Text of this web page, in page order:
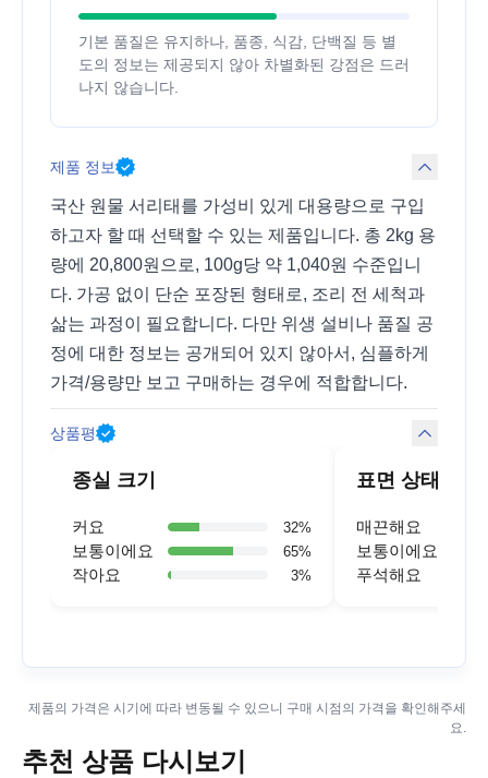
기본 품질은 유지하나, 품종, 식감, 단백질 등 별
도의 정보는 제공되지 않아 차별화된 강점은 드러
나지 않습니다.
제품 정보
국산 원물 서리태를 가성비 있게 대용량으로 구입
하고자 할 때 선택할 수 있는 제품입니다. 총 2kg 용
량에 20,800원으로, 100g당 약 1,040원 수준입니
다. 가공 없이 단순 포장된 형태로, 조리 전 세척과
삶는 과정이 필요합니다. 다만 위생 설비나 품질 공
정에 대한 정보는 공개되어 있지 않아서, 심플하게
가격/용량만 보고 구매하는 경우에 적합합니다.
상품평
종실 크기
커요 32%
보통이에요 65%
작아요 3%
표면 상태
매끈해요
보통이에요
푸석해요
제품의 가격은 시기에 따라 변동될 수 있으니 구매 시점의 가격을 확인해주세
요.
추천 상품 다시보기